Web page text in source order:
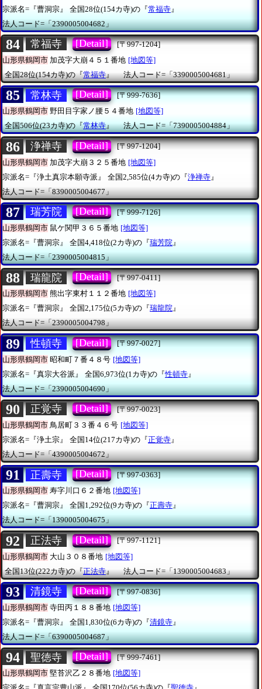
宗派名=『曹洞宗』
全国28位(154カ寺)の『常福寺 』
法人コード=「2390005004682」
84 常福寺 [Detail]
[〒997-1204]
山形県鶴岡市 加茂字大崩４５１番地 [地図等]
全国28位(154カ寺)の『常福寺』 法人コード=「3390005004681」
85 常林寺 [Detail]
[〒999-7636]
山形県鶴岡市 野田目字家ノ腰５４番地 [地図等]
全国506位(23カ寺)の『常林寺』 法人コード=「7390005004884」
86 浄禅寺 [Detail]
[〒997-1204]
山形県鶴岡市 加茂字大崩３２５番地 [地図等]
宗派名=『浄土真宗本願寺派』
全国2,585位(4カ寺)の『浄禅寺 』
法人コード=「8390005004677」
87 瑞芳院 [Detail]
[〒999-7126]
山形県鶴岡市 鼠ケ関甲３６５番地 [地図等]
宗派名=『曹洞宗』
全国4,418位(2カ寺)の『瑞芳院 』
法人コード=「2390005004815」
88 瑞龍院 [Detail]
[〒997-0411]
山形県鶴岡市 熊出字東村１１２番地 [地図等]
宗派名=『曹洞宗』
全国2,175位(5カ寺)の『瑞龍院』
法人コード=「2390005004798」
89 性頓寺 [Detail]
[〒997-0027]
山形県鶴岡市 昭和町７番４８号 [地図等]
宗派名=『真宗大谷派』
全国6,973位(1カ寺)の『性頓寺 』
法人コード=「2390005004690」
90 正覚寺 [Detail]
[〒997-0023]
山形県鶴岡市 鳥居町３３番４６号 [地図等]
宗派名=『浄土宗』
全国14位(217カ寺)の『正覚寺 』
法人コード=「4390005004672」
91 正壽寺 [Detail]
[〒997-0363]
山形県鶴岡市 寿字川口６２番地 [地図等]
宗派名=『曹洞宗』
全国1,292位(9カ寺)の『正壽寺』
法人コード=「1390005004675」
92 正法寺 [Detail]
[〒997-1121]
山形県鶴岡市 大山３０８番地 [地図等]
全国13位(222カ寺)の『正法寺』 法人コード=「1390005004683」
93 清鏡寺 [Detail]
[〒997-0836]
山形県鶴岡市 寺田丙１８８番地 [地図等]
宗派名=『曹洞宗』
全国1,830位(6カ寺)の『清鏡寺 』
法人コード=「6390005004687」
94 聖徳寺 [Detail]
[〒999-7461]
山形県鶴岡市 堅苔沢乙２８番地 [地図等]